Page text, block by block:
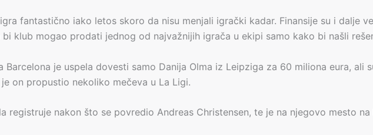
fantastično iako letos skoro da nisu menjali igrački kadar. Finansije su i dalje
klub mogao prodati jednog od najvažnijih igrača u ekipi samo kako bi našli
Barcelona je uspela dovesti samo Danija Olma iz Leipziga za 60 miliona eura, ali
on propustio nekoliko mečeva u La Ligi.
registruje nakon što se povredio Andreas Christensen, te je na njegovo mesto